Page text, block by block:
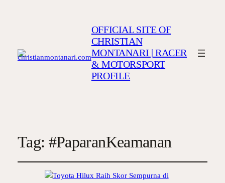
OFFICIAL SITE OF
CHRISTIAN
MONTANARI | RACER
& MOTORSPORT
PROFILE
Tag: #PaparanKeamanan